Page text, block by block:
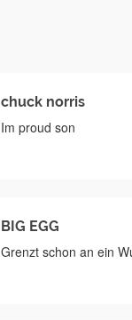
chuck norris
Im proud son
BIG EGG
Grenzt schon an ein